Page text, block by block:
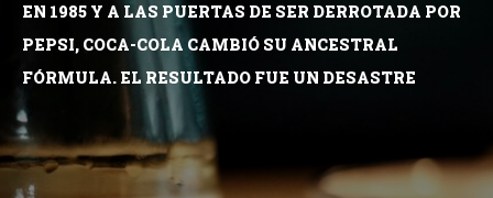
EN 1985 Y A LAS PUERTAS DE SER DERROTADA POR
PEPSI, COCA-COLA CAMBIÓ SU ANCESTRAL
FÓRMULA. EL RESULTADO FUE UN DESASTRE